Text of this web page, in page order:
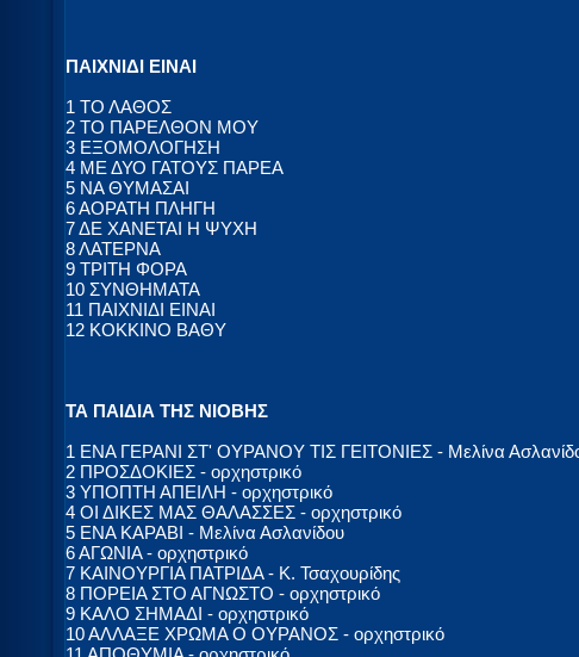
ΠΑΙΧΝΙΔΙ ΕΙΝΑΙ
1 ΤΟ ΛΑΘΟΣ
2 ΤΟ ΠΑΡΕΛΘΟΝ ΜΟΥ
3 ΕΞΟΜΟΛΟΓΗΣΗ
4 ΜΕ ΔΥΟ ΓΑΤΟΥΣ ΠΑΡΕΑ
5 ΝΑ ΘΥΜΑΣΑΙ
6 ΑΟΡΑΤΗ ΠΛΗΓΗ
7 ΔΕ ΧΑΝΕΤΑΙ Η ΨΥΧΗ
8 ΛΑΤΕΡΝΑ
9 ΤΡΙΤΗ ΦΟΡΑ
10 ΣΥΝΘΗΜΑΤΑ
11 ΠΑΙΧΝΙΔΙ ΕΙΝΑΙ
12 ΚΟΚΚΙΝΟ ΒΑΘΥ
ΤΑ ΠΑΙΔΙΑ ΤΗΣ ΝΙΟΒΗΣ
1 ΕΝΑ ΓΕΡΑΝΙ ΣΤ' ΟΥΡΑΝΟΥ ΤΙΣ ΓΕΙΤΟΝΙΕΣ - Μελίνα
2 ΠΡΟΣΔΟΚΙΕΣ - ορχηστρικό
3 ΥΠΟΠΤΗ ΑΠΕΙΛΗ - ορχηστρικό
4 ΟΙ ΔΙΚΕΣ ΜΑΣ ΘΑΛΑΣΣΕΣ - ορχηστρικό
5 ΕΝΑ ΚΑΡΑΒΙ - Μελίνα Ασλανίδου
6 ΑΓΩΝΙΑ - ορχηστρικό
7 ΚΑΙΝΟΥΡΓΙΑ ΠΑΤΡΙΔΑ - Κ. Τσαχουρίδης
8 ΠΟΡΕΙΑ ΣΤΟ ΑΓΝΩΣΤΟ - ορχηστρικό
9 ΚΑΛΟ ΣΗΜΑΔΙ - ορχηστρικό
10 ΑΛΛΑΞΕ ΧΡΩΜΑ Ο ΟΥΡΑΝΟΣ - ορχηστρικό